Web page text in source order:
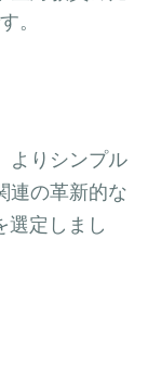
。
よりシンプル
連の革新的な
選定しまし